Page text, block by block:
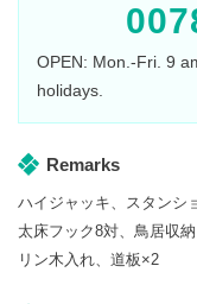
OPEN: Mon.-Fri. 9
holidays.
Remarks
ハイジャッキ、スタンシ
太床フック8対、鳥居収納
リン木入れ、道板×2